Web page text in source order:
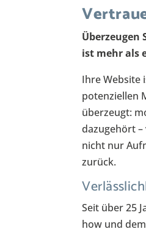
Überzeugen
ist mehr als
Ihre Website
potenziellen
überzeugt:
dazugehört –
nicht nur
zurück.
Seit über 25
how und